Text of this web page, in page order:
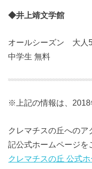
◆井上靖文学館
オールシーズン 大
中学生 無料
※上記の情報は、2018
クレマチスの丘への
記公式ホームページを
クレマチスの丘 公式